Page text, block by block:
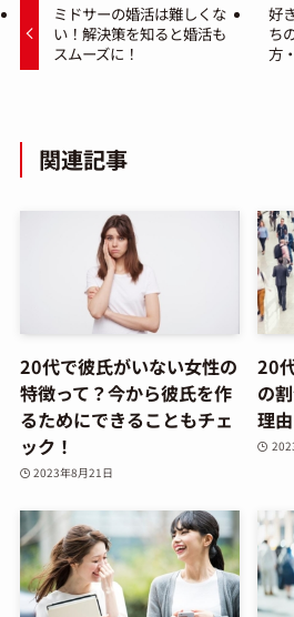
ミドサーの婚活は難しくな
い！解決策を知ると婚活も
スムーズに！
好
ち
方
関連記事
20代で彼氏がいない女性の
特徴って？今から彼氏を作
るためにできることもチェ
ック！
2023年8月21日
20
の
理